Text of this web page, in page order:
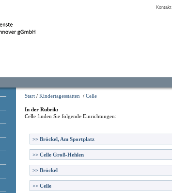
Kontakt
Start / Kindertagesstätten / Celle
In der Rubrik:
Celle finden Sie folgende Einrichtungen:
>> Bröckel, Am Sportplatz
>> Celle Groß-Hehlen
>> Bröckel
>> Celle